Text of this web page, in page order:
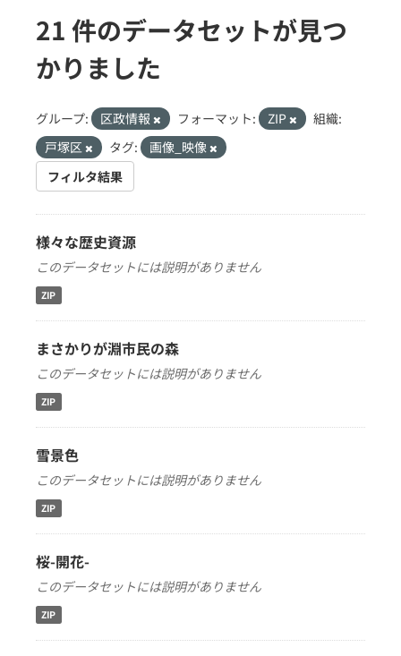
21 件のデータセットが見つ
かりました
グループ: 区政情報 フォーマット: ZIP
組織:
戸塚区
タグ:
画像_映像
フィルタ結果
様々な歴史資源
このデータセットには説明がありません
ZIP
まさかりが淵市民の森
このデータセットには説明がありません
ZIP
雪景色
このデータセットには説明がありません
ZIP
桜-開花-
このデータセットには説明がありません
ZIP